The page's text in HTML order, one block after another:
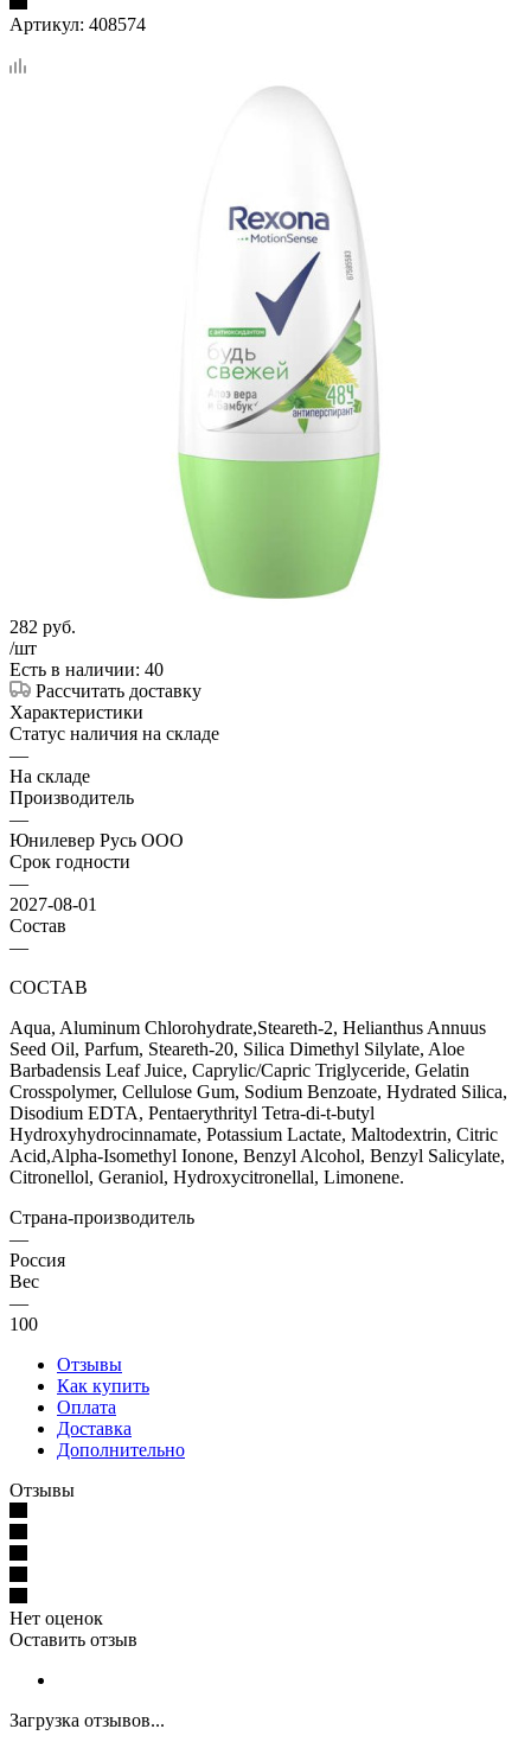
Артикул: 408574
282 руб.
/шт
Есть в наличии: 40
Рассчитать доставку
Характеристики
Статус наличия на складе
—
На складе
Производитель
—
Юнилевер Русь ООО
Срок годности
—
2027-08-01
Состав
—
СОСТАВ
Aqua, Aluminum Chlorohydrate,Steareth-2, Helianthus Annuus
Seed Oil, Parfum, Steareth-20, Silica Dimethyl Silylate, Aloe
Barbadensis Leaf Juice, Caprylic/Capric Triglyceride, Gelatin
Crosspolymer, Cellulose Gum, Sodium Benzoate, Hydrated Silica,
Disodium EDTA, Pentaerythrityl Tetra-di-t-butyl
Hydroxyhydrocinnamate, Potassium Lactate, Maltodextrin, Citric
Acid,Alpha-Isomethyl Ionone, Benzyl Alcohol, Benzyl Salicylate,
Citronellol, Geraniol, Hydroxycitronellal, Limonene.
Страна-производитель
—
Россия
Вес
—
100
Отзывы
Как купить
Оплата
Доставка
Дополнительно
Отзывы
Нет оценок
Оставить отзыв
Загрузка отзывов...